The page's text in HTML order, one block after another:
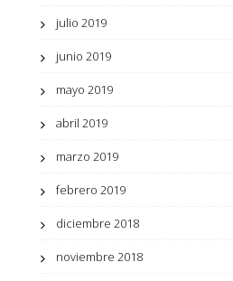
julio 2019
junio 2019
mayo 2019
abril 2019
marzo 2019
febrero 2019
diciembre 2018
noviembre 2018